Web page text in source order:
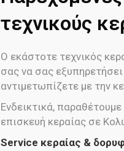
τεχνικούς
Ο εκάστοτε τεχνικός
σας να σας
αντιμετωπίζετε με την
Ενδεικτικά,
επισκευή κεραίας σε
Service κεραίας &